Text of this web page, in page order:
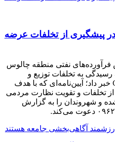
پیشگیری از تخلفات عرضه
نفتی منطقه چالوس
رسیدگی به تخلفات توزیع و
فروش فرآورده‌های نفتی و CNG خبر داد؛ آیین‌نامه‌ای که با هدف
تخلفات و تقویت نظارت مردمی
و شهروندان را به گزارش